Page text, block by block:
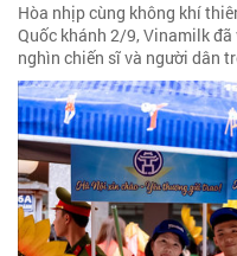
Hòa nhịp cùng không khí
Quốc khánh 2/9, Vinamilk
nghìn chiến sĩ và người dân